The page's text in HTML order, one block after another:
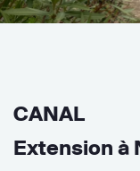
CANAL
Extension à